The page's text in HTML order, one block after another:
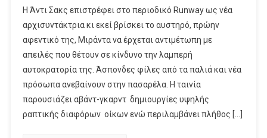
Διάβολος
Φορούσε
Prada
(Disney+)
Η Άντι Σακς επιστρέφει στο περιοδικό Runway ως νέα
αρχισυντάκτρια κι εκεί βρίσκει το αυστηρό, πρώην
αφεντικό της, Μιράντα να έρχεται αντιμέτωπη με
απειλές που θέτουν σε κίνδυνο την λαμπερή
αυτοκρατορία της. Άσπονδες φίλες από τα παλιά και νέα
πρόσωπα ανεβαίνουν στην πασαρέλα. Η ταινία
παρουσιάζει αβάντ-γκαρντ δημιουργίες υψηλής
ραπτικής διαφόρων οίκων ενώ περιλαμβάνει πλήθος […]